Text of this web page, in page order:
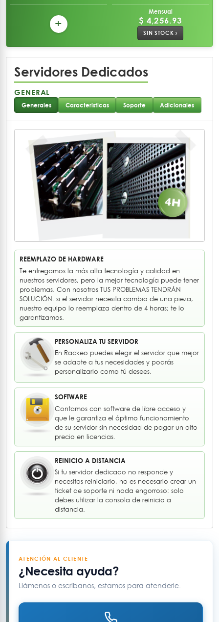
+
Mensual
$ 4,256.93
SIN STOCK ›
Servidores Dedicados
GENERAL
Generales Caracteristicas Soporte Adicionales
REEMPLAZO DE HARDWARE
Te entregamos la más alta tecnología y calidad en
nuestros servidores, pero la mejor tecnología puede tener
problemas. Con nosotros TUS PROBLEMAS TENDRÁN
SOLUCIÓN: si el servidor necesita cambio de una pieza,
nuestro equipo lo reemplaza dentro de 4 horas; te lo
garantizamos.
PERSONALIZA TU SERVIDOR
En Rackeo puedes elegir el servidor que mejor
se adapte a tus necesidades y podrás
personalizarlo como tú desees.
SOFTWARE
Contamos con software de libre acceso y
que le garantiza el óptimo funcionamiento
de su servidor sin necesidad de pagar un alto
precio en licencias.
REINICIO A DISTANCIA
Si tu servidor dedicado no responde y
necesitas reiniciarlo, no es necesario crear un
ticket de soporte ni nada engorroso: solo
debes utilizar la consola de reinicio a
distancia.
ATENCIÓN AL CLIENTE
¿Necesita ayuda?
Llámenos o escríbanos, estamos para atenderle.